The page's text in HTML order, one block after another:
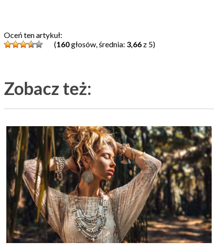
Oceń ten artykuł:
(160głosów, średnia: 3,66 z 5)
Zobacz też: